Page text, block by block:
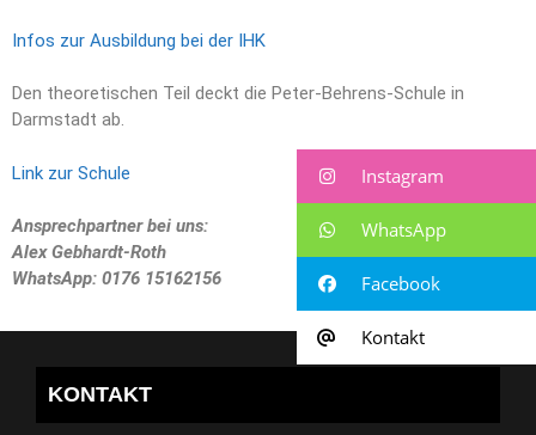
Infos zur Ausbildung bei der IHK
Den theoretischen Teil deckt die Peter-Behrens-Schule in
Darmstadt ab.
Link zur Schule
Ansprechpartner bei uns:
Alex Gebhardt-Roth
WhatsApp: 0176 15162156
KONTAKT
Instagram
WhatsApp
Facebook
Kontakt